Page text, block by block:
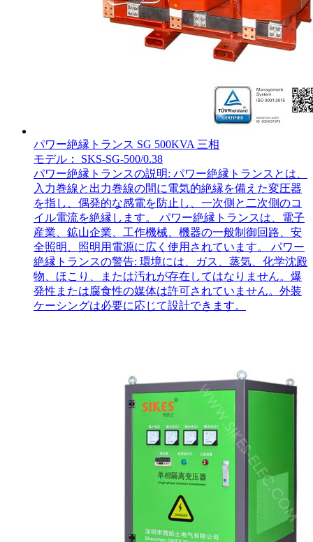
パワー絶縁トランス SG 500KVA 三相
モデル： SKS-SG-500/0.38
パワー絶縁トランスの説明: パワー絶縁トランスとは、
入力巻線と出力巻線の間に電気的絶縁を備えた変圧器
を指し、偶発的な感電を防止し、一次側と二次側のコ
イル電流を絶縁します。 パワー絶縁トランスは、電子
産業、鉱山企業、工作機械、機器の一般制御回路、安
全照明、照明用電源に広く使用されています。 パワー
絶縁トランスの警告: 環境には、ガス、蒸気、化学沈殿
物、ほこり、または汚れが存在してはなりません。爆
発性または腐食性の媒体は許可されていません。外装
ケーシングは必要に応じて設計できます。